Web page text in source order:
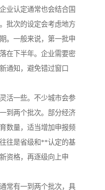
业认定通常也会结合国
批次的设定会考虑地方
。一般来说，第一批申
在下半年。企业需要密
通知，避免错过窗口
活一些。不少城市会参
到两个批次。部分经济
数量，适当增加申报频
往是省级和**认定的基
资格，再逐级向上申
常有一到两个批次，具